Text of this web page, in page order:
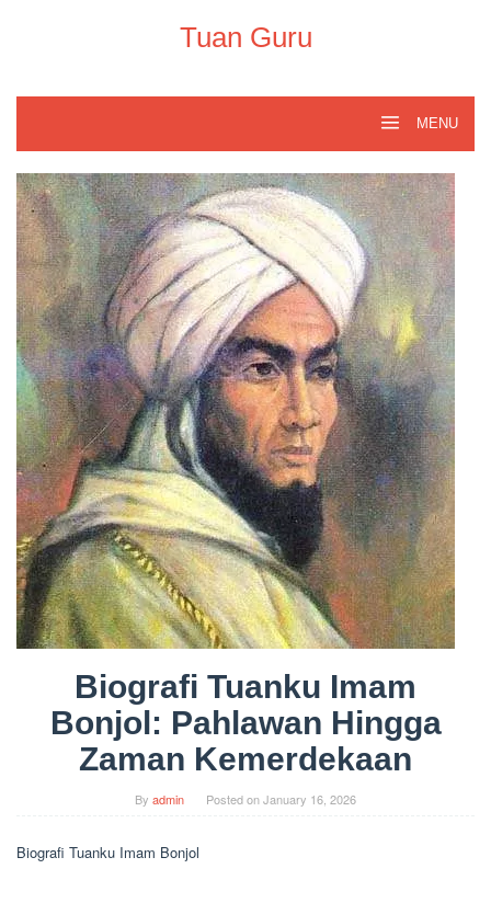
Tuan Guru
MENU
Biografi Tuanku Imam
Bonjol: Pahlawan Hingga
Zaman Kemerdekaan
By admin Posted onJanuary 16, 2026
Biografi Tuanku Imam Bonjol